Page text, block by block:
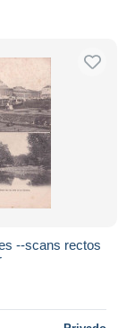
--scans rectos